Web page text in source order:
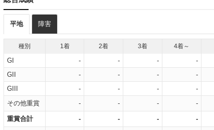
平地 障害
種別 1着 2着 3着 4着～
GI - - - -
GII
- - - -
GIII
- - - -
その他重賞
- - - -
重賞合計 - - - -